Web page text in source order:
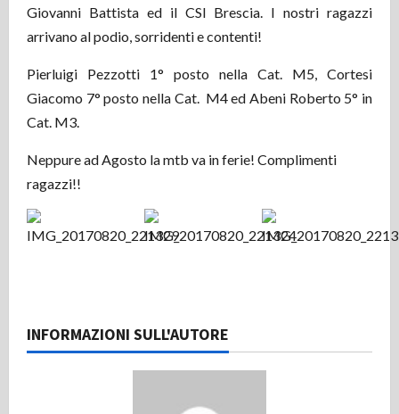
Giovanni Battista ed il CSI Brescia. I nostri ragazzi
arrivano al podio, sorridenti e contenti!
Pierluigi Pezzotti 1° posto nella Cat. M5, Cortesi
Giacomo 7° posto nella Cat. M4 ed Abeni Roberto 5° in
Cat. M3.
Neppure ad Agosto la mtb va in ferie! Complimenti
ragazzi!!
INFORMAZIONI SULL'AUTORE